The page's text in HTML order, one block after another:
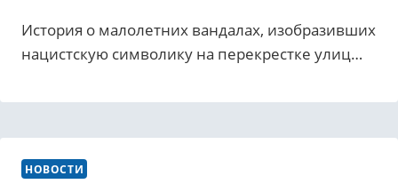
История о малолетних вандалах, изобразивших
нацистскую символику на перекрестке улиц…
НОВОСТИ